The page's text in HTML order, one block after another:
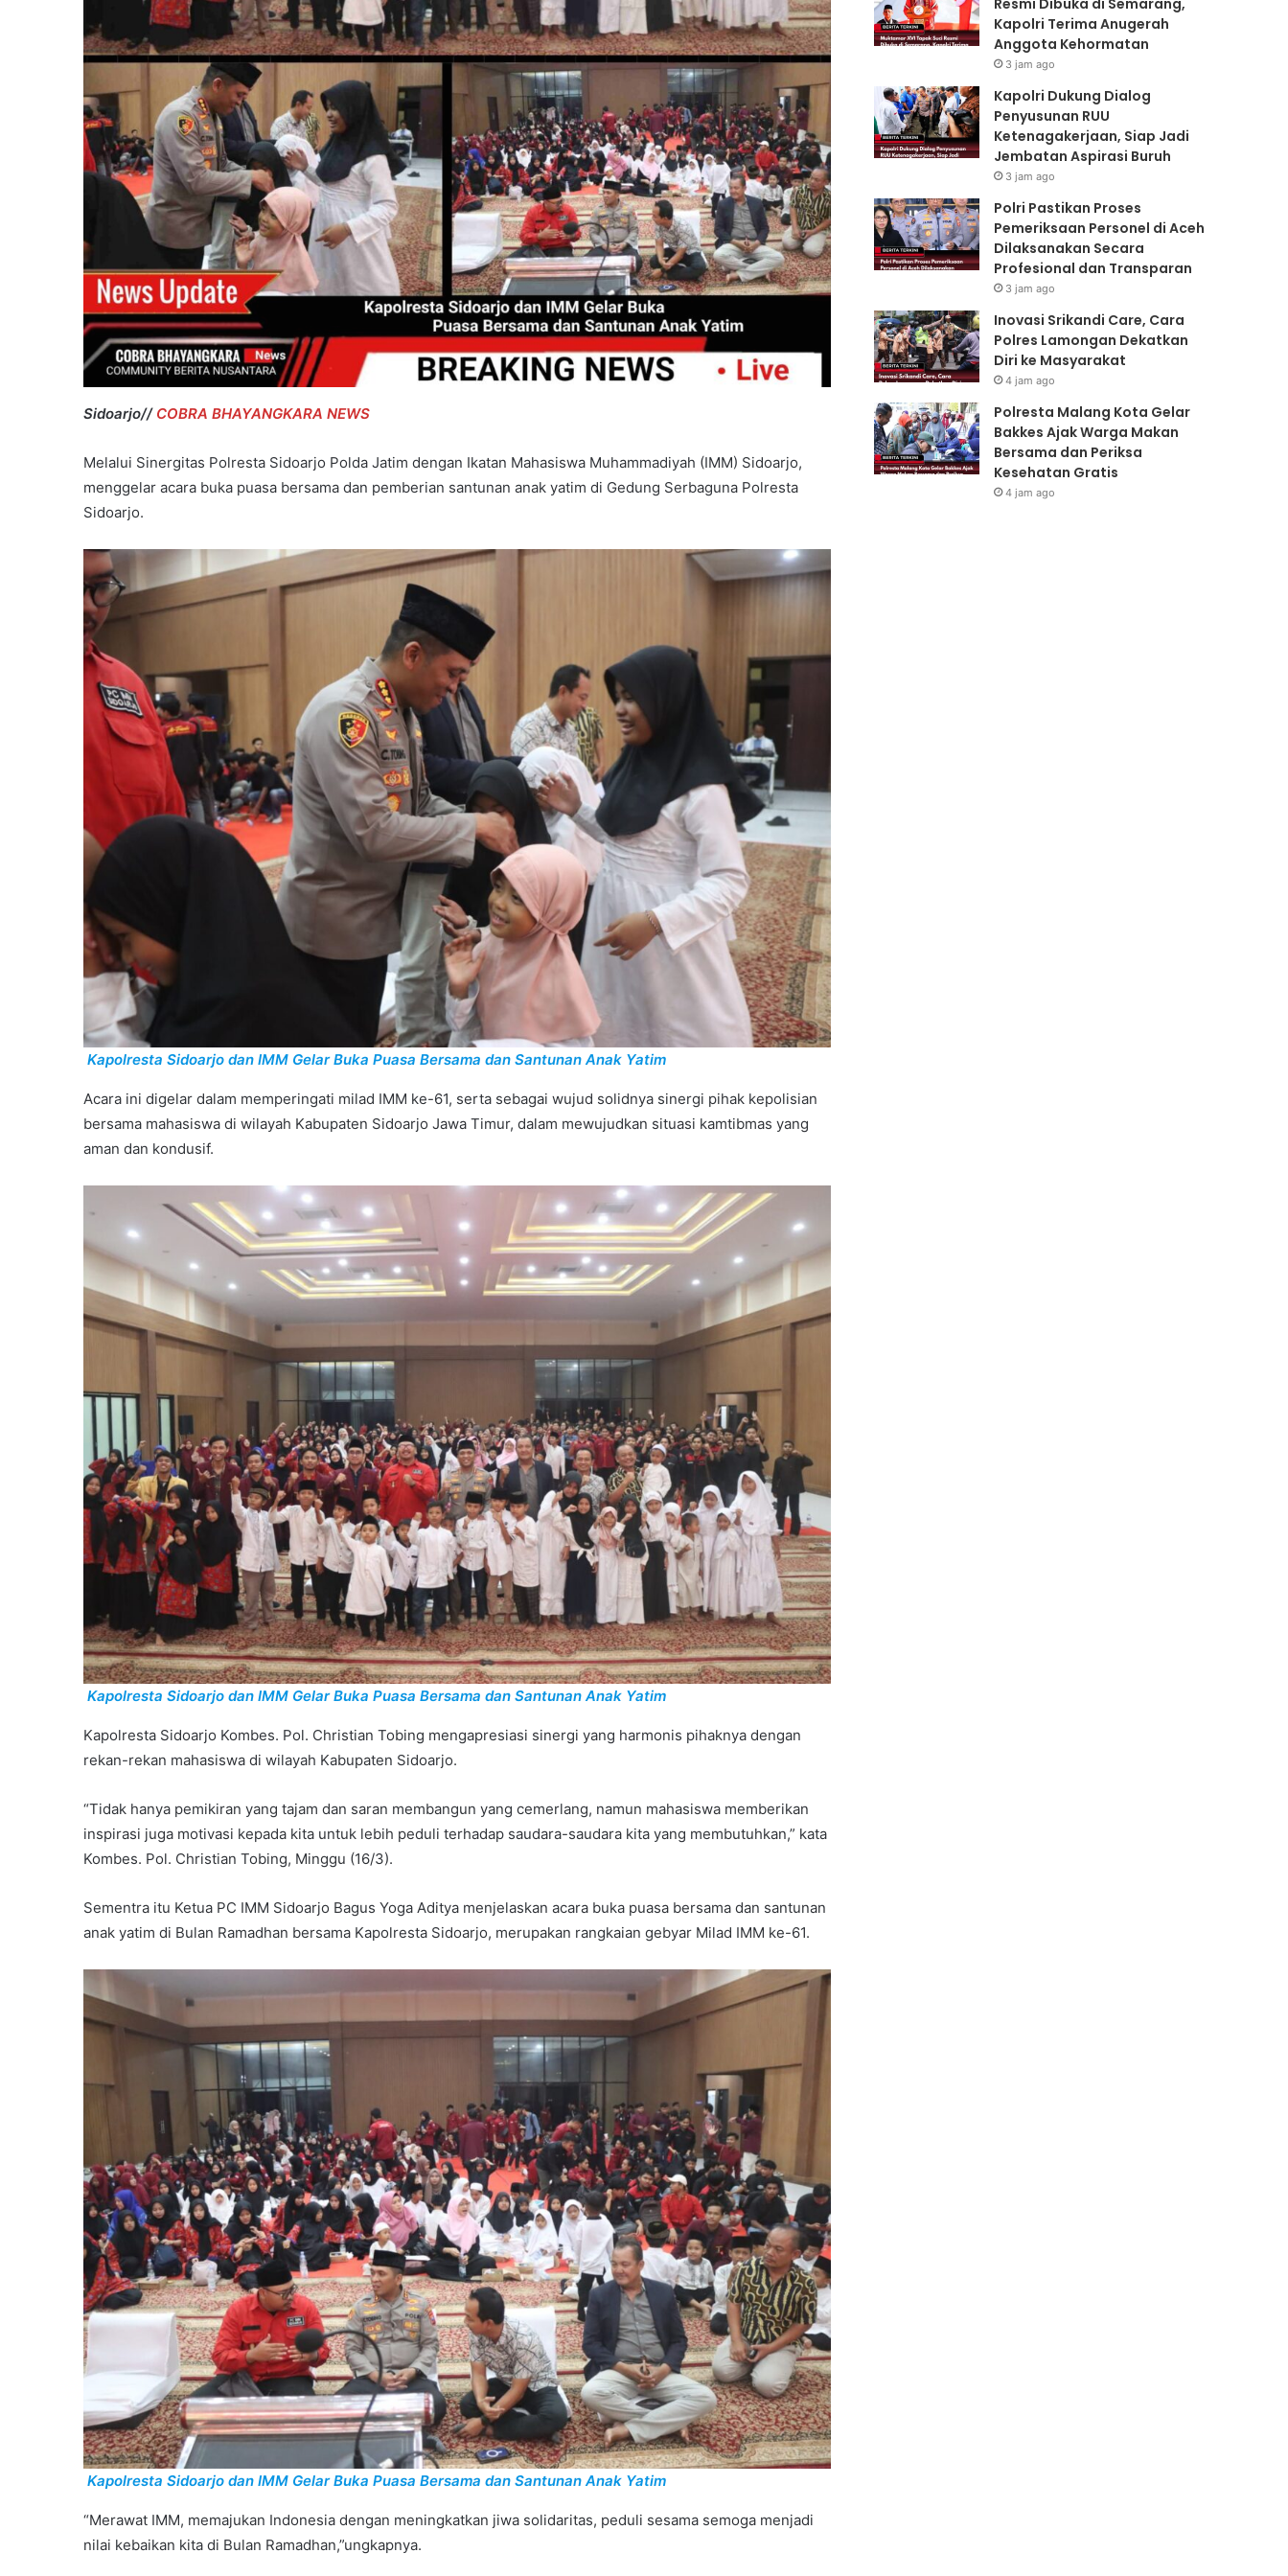
Sidoarjo// COBRA BHAYANGKARA NEWS
Melalui Sinergitas Polresta Sidoarjo Polda Jatim dengan Ikatan Mahasiswa Muhammadiyah (IMM) Sidoarjo,
menggelar acara buka puasa bersama dan pemberian santunan anak yatim di Gedung Serbaguna Polresta
Sidoarjo.
Kapolresta Sidoarjo dan IMM Gelar Buka Puasa Bersama dan Santunan Anak Yatim
Acara ini digelar dalam memperingati milad IMM ke-61, serta sebagai wujud solidnya sinergi pihak kepolisian
bersama mahasiswa di wilayah Kabupaten Sidoarjo Jawa Timur, dalam mewujudkan situasi kamtibmas yang
aman dan kondusif.
Kapolresta Sidoarjo dan IMM Gelar Buka Puasa Bersama dan Santunan Anak Yatim
Kapolresta Sidoarjo Kombes. Pol. Christian Tobing mengapresiasi sinergi yang harmonis pihaknya dengan
rekan-rekan mahasiswa di wilayah Kabupaten Sidoarjo.
“Tidak hanya pemikiran yang tajam dan saran membangun yang cemerlang, namun mahasiswa memberikan
inspirasi juga motivasi kepada kita untuk lebih peduli terhadap saudara-saudara kita yang membutuhkan,” kata
Kombes. Pol. Christian Tobing, Minggu (16/3).
Sementra itu Ketua PC IMM Sidoarjo Bagus Yoga Aditya menjelaskan acara buka puasa bersama dan santunan
anak yatim di Bulan Ramadhan bersama Kapolresta Sidoarjo, merupakan rangkaian gebyar Milad IMM ke-61.
Kapolresta Sidoarjo dan IMM Gelar Buka Puasa Bersama dan Santunan Anak Yatim
“Merawat IMM, memajukan Indonesia dengan meningkatkan jiwa solidaritas, peduli sesama semoga menjadi
nilai kebaikan kita di Bulan Ramadhan,”ungkapnya.
Resmi Dibuka di Semarang,
Kapolri Terima Anugerah
Anggota Kehormatan
3 jam ago
Kapolri Dukung Dialog
Penyusunan RUU
Ketenagakerjaan, Siap Jadi
Jembatan Aspirasi Buruh
3 jam ago
Polri Pastikan Proses
Pemeriksaan Personel di Aceh
Dilaksanakan Secara
Profesional dan Transparan
3 jam ago
Inovasi Srikandi Care, Cara
Polres Lamongan Dekatkan
Diri ke Masyarakat
4 jam ago
Polresta Malang Kota Gelar
Bakkes Ajak Warga Makan
Bersama dan Periksa
Kesehatan Gratis
4 jam ago